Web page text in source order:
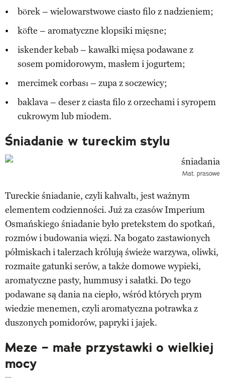
börek – wielowarstwowe ciasto filo z nadzieniem;
köfte – aromatyczne klopsiki mięsne;
iskender kebab – kawałki mięsa podawane z
sosem pomidorowym, masłem i jogurtem;
mercimek corbası – zupa z soczewicy;
baklava – deser z ciasta filo z orzechami i syropem
cukrowym lub miodem.
Śniadanie w tureckim stylu
Mat. prasowe
Tureckie śniadanie, czyli kahvaltı, jest ważnym
elementem codzienności. Już za czasów Imperium
Osmańskiego śniadanie było pretekstem do spotkań,
rozmów i budowania więzi. Na bogato zastawionych
półmiskach i talerzach królują świeże warzywa, oliwki,
rozmaite gatunki serów, a także domowe wypieki,
aromatyczne pasty, hummusy i sałatki. Do tego
podawane są dania na ciepło, wśród których prym
wiedzie menemen, czyli aromatyczna potrawka z
duszonych pomidorów, papryki i jajek.
Meze – małe przystawki o wielkiej
mocy